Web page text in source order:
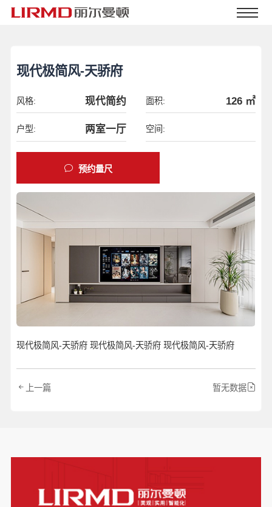
现代极简风-天骄府
风格: 现代简约 面积: 126 ㎡
户型: 两室一厅 空间:
预约量尺
现代极简风-天骄府 现代极简风-天骄府 现代极简风-天骄府
上一篇 暂无数据